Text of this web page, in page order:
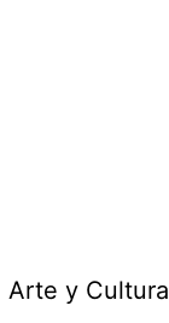
Arte y Cultura